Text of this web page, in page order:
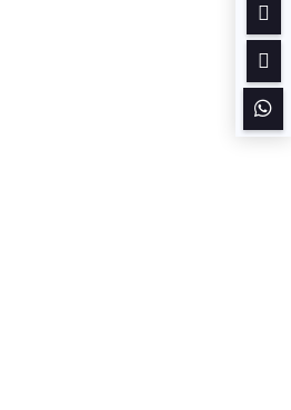


